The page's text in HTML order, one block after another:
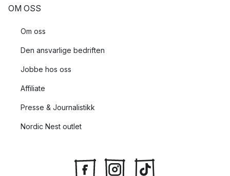
OM OSS
Om oss
Den ansvarlige bedriften
Jobbe hos oss
Affiliate
Presse & Journalistikk
Nordic Nest outlet